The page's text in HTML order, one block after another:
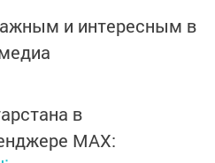
и интересным в
в
MАХ: